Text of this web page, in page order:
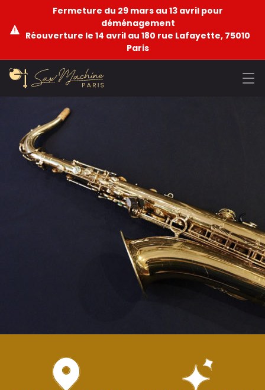
Fermeture du 29 mars au 13 avril pour
déménagement
Réouverture le 14 avril au 180 rue Lafayette, 75010
Paris